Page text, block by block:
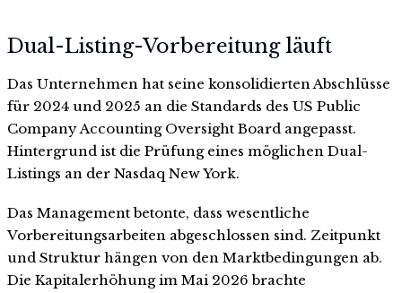
Dual-Listing-Vorbereitung läuft
Das Unternehmen hat seine konsolidierten Abschlüsse
für 2024 und 2025 an die Standards des US Public
Company Accounting Oversight Board angepasst.
Hintergrund ist die Prüfung eines möglichen Dual-
Listings an der Nasdaq New York.
Das Management betonte, dass wesentliche
Vorbereitungsarbeiten abgeschlossen sind. Zeitpunkt
und Struktur hängen von den Marktbedingungen ab.
Die Kapitalerhöhung im Mai 2026 brachte